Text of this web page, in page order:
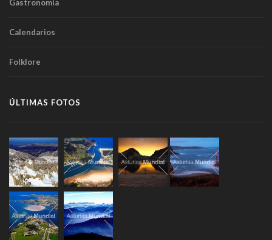
Gastronomía
Calendarios
Folklore
ÚLTIMAS FOTOS